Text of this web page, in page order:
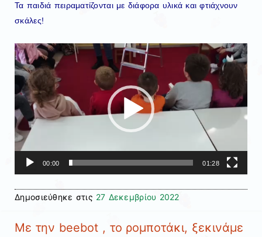
Τα παιδιά πειραματίζονται με διάφορα υλικά και φτιάχνουν
σκάλες!
Πρόγραμμα
Αναπαραγωγής
Βίντεο
00:00 01:28
Δημοσιεύθηκε στις 27 Δεκεμβρίου 2022
Με την beebot , το ρομποτάκι, ξεκινάμε